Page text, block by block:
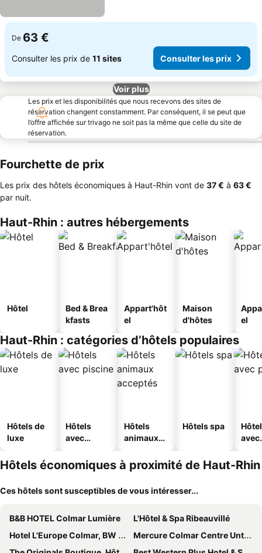
De 63 €
Consulter les prix de 11 sites Consulter les prix
Voir plus
Les prix et les disponibilités que nous recevons des sites de
réservation changent constamment. Par conséquent, il se peut que
l’offre affichée sur trivago ne soit pas la même que celle du site de
réservation.
Fourchette de prix
Les prix des hôtels économiques à Haut-Rhin vont de ‎37 € à ‎63 €
par nuit.
Haut-Rhin : autres hébergements
Hôtel
Bed & Brea
kfasts
Appart'hôt
el
Maison
d'hôtes
el
Haut-Rhin : catégories d’hôtels populaires
Hôtels de
luxe
Hôtels
avec
Hôtels
animaux
Hôtels spa
avec
Hôtels économiques à proximité de Haut-Rhin
Ces hôtels sont susceptibles de vous intéresser...
B&B HOTEL Colmar Lumière
L'Hôtel & Spa Ribeauvillé
Hotel L'Europe Colmar, BW Signature Collection
Mercure Colmar Centre Unterlinden